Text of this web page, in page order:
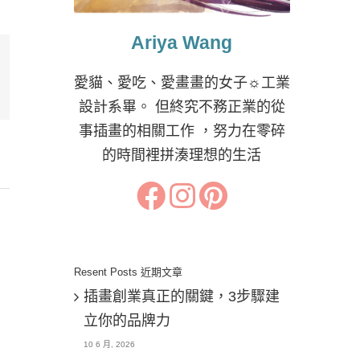
Ariya Wang
愛貓、愛吃、愛畫畫的女子☼工業
設計系畢。 但終究不務正業的從
事插畫的相關工作 ，努力在零碎
的時間裡拼湊理想的生活
Resent Posts 近期文章
插畫創業真正的關鍵，3步驟建
立你的品牌力
10 6 月, 2026